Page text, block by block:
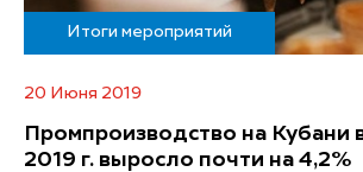
Итоги мероприятий
20 Июня 2019
Промпроизводство на Кубани
2019 г. выросло почти на 4,2%